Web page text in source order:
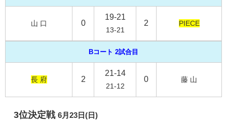
山 口 0
19-21
13-21
2 PIECE
Bコート 2試合目
長 府 2
21-14
21-12
0 藤 山
3位決定戦 6月23日(日)